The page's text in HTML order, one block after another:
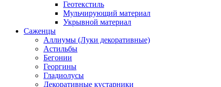
Геотекстиль
Мульчирующий материал
Укрывной материал
Саженцы
Аллиумы (Луки декоративные)
Астильбы
Бегонии
Георгины
Гладиолусы
Декоративные кустарники